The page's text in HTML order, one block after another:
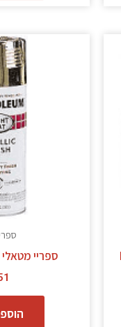
ספריי מטאלי RUSTOLEUM